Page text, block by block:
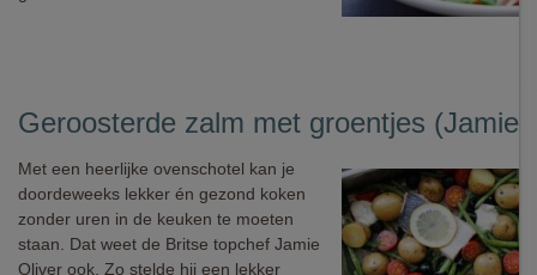
Geroosterde zalm met groentjes (Jamie
Met een heerlijke ovenschotel kan je
doordeweeks lekker én gezond koken
zonder uren in de keuken te moeten
staan. Dat weet de Britse topchef Jamie
Oliver ook. Zo stelde hij een lekker